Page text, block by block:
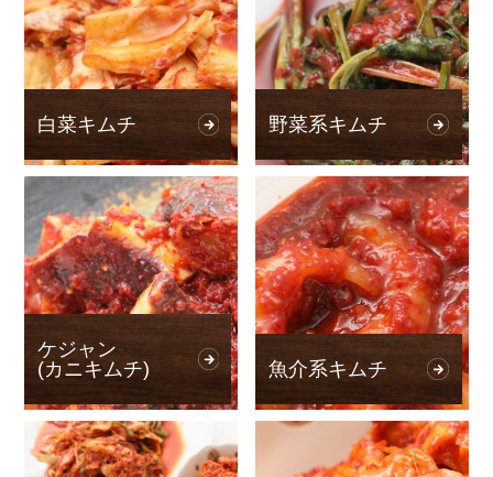
白菜キムチ 野菜系キムチ
ケジャン
(カニキムチ)
魚介系キムチ